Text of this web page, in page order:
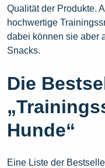
Qualität der Produkte.
hochwertige
dabei können sie aber
Snacks.
Die
Hunde“
Eine Liste der